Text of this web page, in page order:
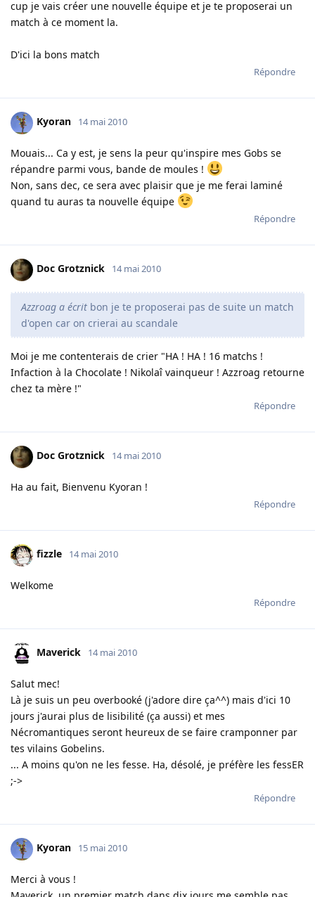
cup je vais créer une nouvelle équipe et je te proposerai un
match à ce moment la.
D'ici la bons match
Répondre
Kyoran 14 mai 2010
Mouais... Ca y est, je sens la peur qu'inspire mes Gobs se
répandre parmi vous, bande de moules !
Non, sans dec, ce sera avec plaisir que je me ferai laminé
quand tu auras ta nouvelle équipe
Répondre
Doc Grotznick 14 mai 2010
Azzroag a écrit bon je te proposerai pas de suite un match
d'open car on crierai au scandale
Moi je me contenterais de crier "HA ! HA ! 16 matchs !
Infaction à la Chocolate ! Nikolaî vainqueur ! Azzroag retourne
chez ta mère !"
Répondre
Doc Grotznick 14 mai 2010
Ha au fait, Bienvenu Kyoran !
Répondre
fizzle 14 mai 2010
Welkome
Répondre
Maverick 14 mai 2010
Salut mec!
Là je suis un peu overbooké (j'adore dire ça^^) mais d'ici 10
jours j'aurai plus de lisibilité (ça aussi) et mes
Nécromantiques seront heureux de se faire cramponner par
tes vilains Gobelins.
... A moins qu'on ne les fesse. Ha, désolé, je préfère les fessER
;->
Répondre
Kyoran 15 mai 2010
Merci à vous !